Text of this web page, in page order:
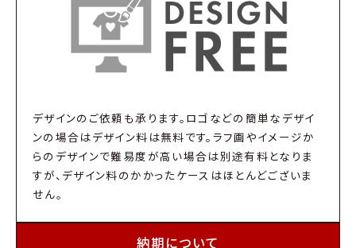
デザインのご依頼も承ります。ロゴなどの簡単なデザイ
ンの場合はデザイン料は無料です。ラフ画やイメージか
らのデザインで難易度が高い場合は別途有料となりま
すが、デザイン料のかかったケースはほとんどございま
せん。
納期について